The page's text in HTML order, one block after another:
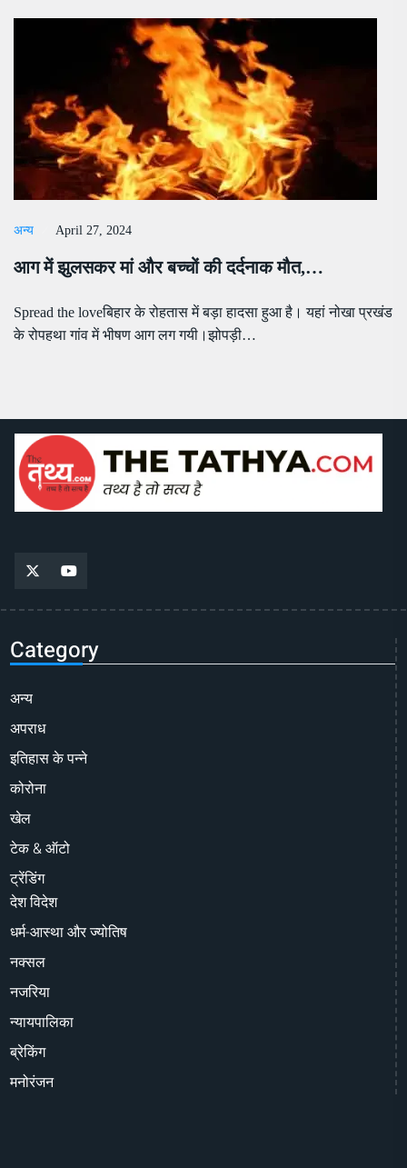
अन्य April 27, 2024
आग में झुलसकर मां और बच्चों की दर्दनाक मौत,…
Spread the loveबिहार के रोहतास में बड़ा हादसा हुआ है। यहां नोखा प्रखंड
के रोपहथा गांव में भीषण आग लग गयी।झोपड़ी…
Category
अन्य
अपराध
इतिहास के पन्ने
कोरोना
खेल
टेक & ऑटो
ट्रेंडिंग
देश विदेश
धर्म-आस्था और ज्योतिष
नक्सल
नजरिया
न्यायपालिका
ब्रेकिंग
मनोरंजन